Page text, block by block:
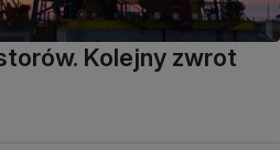
Kolejny zwrot